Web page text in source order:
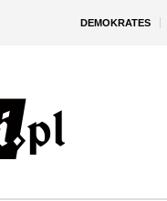
DEMOKRATES